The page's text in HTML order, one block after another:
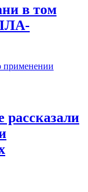
в том
рассказали